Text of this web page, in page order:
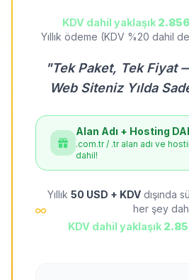
KDV dahil yaklaşık
Yıllık ödeme (KDV %20 dahil
"Tek Paket, Tek Fiyat
Web Siteniz Yılda
Alan Adı + Hosting
.com.tr / .tr alan adı ve
dahil!
Yıllık 50 USD + KDV dışında
her şey
KDV dahil yaklaşık